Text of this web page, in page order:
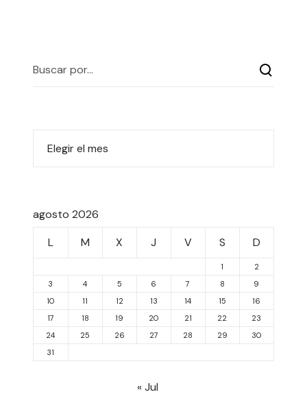
agosto 2026
L
M X J V S D
1
2
3
4 5 6 7 8
9
10
11 12 13 14 15
16
17
18 19 20 21 22
23
24
25 26 27 28 29
30
31
« Jul